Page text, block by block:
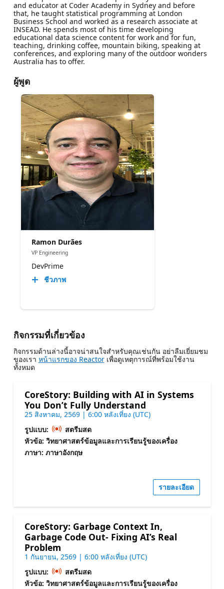
and educator at Coder Academy in Sydney and before
that, he taught statistical programming at London
Business School and worked as a research associate at
INSEAD. He spends most of his time developing
educational data science content for work and for fun,
teaching, drinking coffee, mountain biking, speaking at
conferences, and exploring many of the outdoor wonders
Australia has to offer.
ผู้พูด
Ramon Durães
VP Engineering
DevPrime
ชีวภาพ
กิจกรรมที่เกี่ยวข้อง
กิจกรรมด้านล่างนี้อาจน่าสนใจสําหรับคุณเช่นกัน อย่าลืมเยี่ยมชม
ของเรา หน้าแรกของ Reactorเพื่อดูเหตุการณ์ที่พร้อมใช้งาน
ทั้งหมด
CoreStory: Building with AI in Systems
You Don’t Fully Understand
25 สิงหาคม, 2569 | 6:00 หลังเที่ยง (UTC)
รูปแบบ:
สตรีมสด
หัวข้อ: วิทยาศาสตร์ข้อมูลและการเรียนรู้ของเครื่อง
ภาษา: ภาษาอังกฤษ
รายละเอียด
CoreStory: Garbage Context In,
Garbage Code Out- Fixing AI’s Real
Problem
1 กันยายน, 2569 | 6:00 หลังเที่ยง (UTC)
รูปแบบ:
สตรีมสด
หัวข้อ: วิทยาศาสตร์ข้อมูลและการเรียนรู้ของเครื่อง